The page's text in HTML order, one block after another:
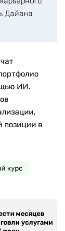
Дайана
ИИ.
позиции в
курс
месяцев
услугами